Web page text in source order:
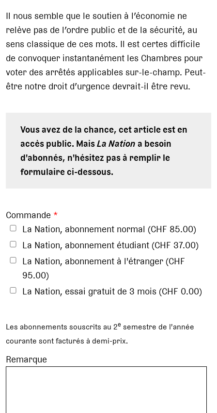
Il nous semble que le soutien à l’économie ne
relève pas de l’ordre public et de la sécurité, au
sens classique de ces mots. Il est certes difficile
de convoquer instantanément les Chambres pour
voter des arrêtés applicables sur-le-champ. Peut-
être notre droit d’urgence devrait-il être revu.
Vous avez de la chance, cet article est en
accès public. MaisLa Nationa besoin
d'abonnés, n'hésitez pas à remplir le
formulaire ci-dessous.
Commande *
La Nation, abonnement normal (CHF 85.00)
La Nation, abonnement étudiant (CHF 37.00)
La Nation, abonnement à l'étranger (CHF
95.00)
La Nation, essai gratuit de 3 mois (CHF 0.00)
Les abonnements souscrits au 2e semestre de l'année
courante sont facturés à demi-prix.
Remarque